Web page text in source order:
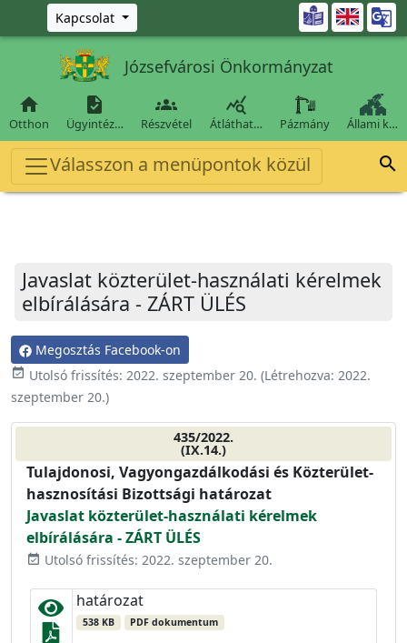
Ugrás a fő tartalomra
Kapcsolat 
Józsefvárosi Önkormányzat

Otthon

Ügyintéz…

Részvétel

Átláthat… Pázmány Állami k…
Válasszon a menüpontok közül 
Javaslat közterület-használati kérelmek
elbírálására - ZÁRT ÜLÉS
Megosztás Facebook-on
event_available Utolsó frissítés: 2022. szeptember 20. (Létrehozva: 2022.
szeptember 20.)
435/2022.
(IX.14.)
Tulajdonosi, Vagyongazdálkodási és Közterület-
hasznosítási Bizottsági határozat
Javaslat közterület-használati kérelmek
elbírálására - ZÁRT ÜLÉS
event_available Utolsó frissítés: 2022. szeptember 20.
határozat
538 KB PDF dokumentum